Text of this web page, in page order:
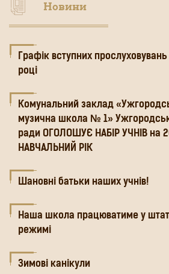
Новини
Графік вступних
році
Комунальний заклад
музична школа № 1»
ради ОГОЛОШУЄ НАБІР УЧНІВ на
НАВЧАЛЬНИЙ РІК
Шановні батьки наших учнів!
Наша школа працюватиме у
режимі
Зимові канікули